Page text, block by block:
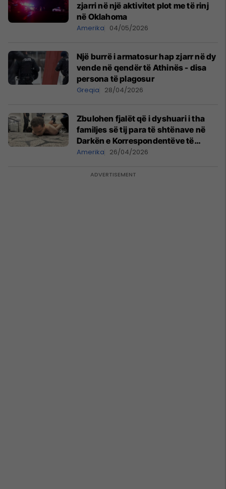
zjarri në një aktivitet plot me të rinj
në Oklahoma
Amerika 04/05/2026
Një burrë i armatosur hap zjarr në dy
vende në qendër të Athinës - disa
persona të plagosur
Greqia 28/04/2026
Zbulohen fjalët që i dyshuari i tha
familjes së tij para të shtënave në
Darkën e Korrespondentëve të
Shtëpisë së Bardhë
Amerika 26/04/2026